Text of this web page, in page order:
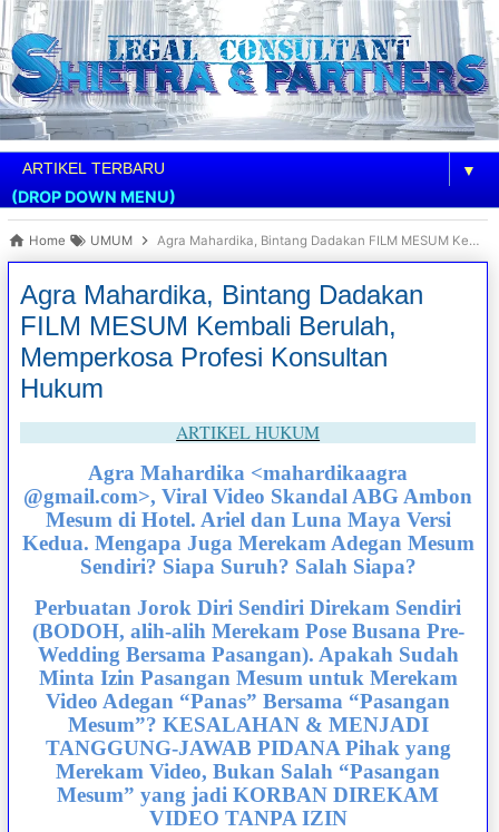
▼
(DROP DOWN MENU)
Home UMUM Agra Mahardika, Bintang Dadakan FILM MESUM Kembali Berulah, Memperkosa Profesi Konsultan Hukum
Agra Mahardika, Bintang Dadakan
FILM MESUM Kembali Berulah,
Memperkosa Profesi Konsultan
Hukum
ARTIKEL HUKUM
Agra Mahardika <mahardikaagra
@gmail.com>, Viral Video Skandal ABG Ambon
Mesum di Hotel. Ariel dan Luna Maya Versi
Kedua. Mengapa Juga Merekam Adegan Mesum
Sendiri? Siapa Suruh? Salah Siapa?
Perbuatan Jorok Diri Sendiri Direkam Sendiri
(BODOH, alih-alih Merekam Pose Busana Pre-
Wedding Bersama Pasangan). Apakah Sudah
Minta Izin Pasangan Mesum untuk Merekam
Video Adegan “Panas” Bersama “Pasangan
Mesum”? KESALAHAN & MENJADI
TANGGUNG-JAWAB PIDANA Pihak yang
Merekam Video, Bukan Salah “Pasangan
Mesum” yang jadi KORBAN DIREKAM
VIDEO TANPA IZIN